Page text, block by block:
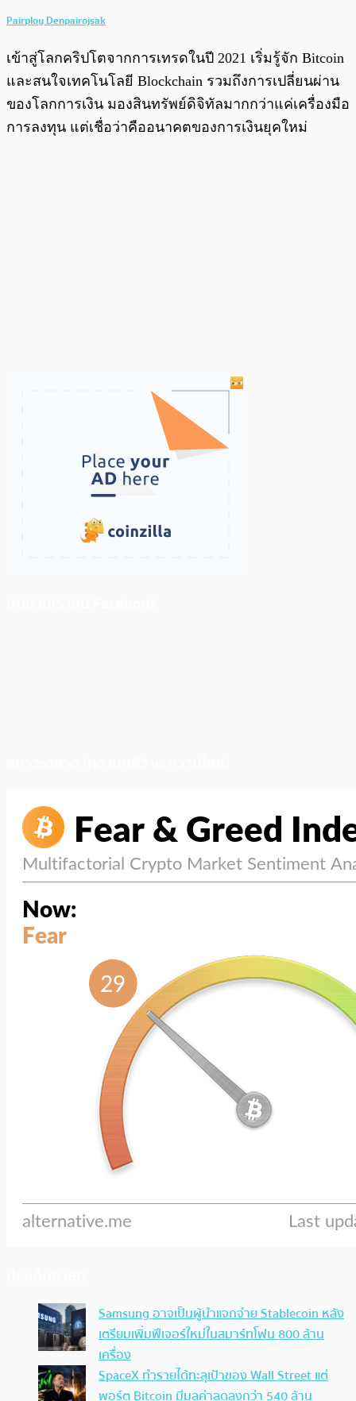
Pairploy Denpairojsak
เข้าสู่โลกคริปโตจากการเทรดในปี 2021 เริ่มรู้จัก Bitcoin
และสนใจเทคโนโลยี Blockchain รวมถึงการเปลี่ยนผ่าน
ของโลกการเงิน มองสินทรัพย์ดิจิทัลมากกว่าแค่เครื่องมือ
การลงทุน แต่เชื่อว่าคืออนาคตของการเงินยุคใหม่
Samsung อาจเป็นผู้นำแจกจ่าย Stablecoin หลัง
เตรียมเพิ่มฟีเจอร์ใหม่ในสมาร์ทโฟน 800 ล้าน
เครื่อง
SpaceX ทำรายได้ทะลุเป้าของ Wall Street แต่
พอร์ต Bitcoin มีมูลค่าลดลงกว่า 540 ล้าน